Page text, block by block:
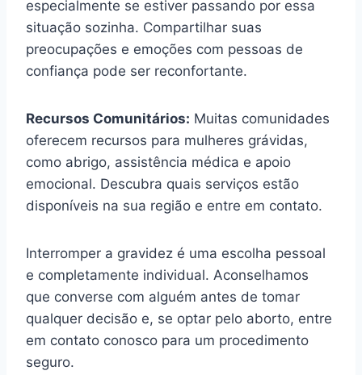
especialmente se estiver passando por essa
situação sozinha. Compartilhar suas
preocupações e emoções com pessoas de
confiança pode ser reconfortante.
Recursos Comunitários: Muitas comunidades
oferecem recursos para mulheres grávidas,
como abrigo, assistência médica e apoio
emocional. Descubra quais serviços estão
disponíveis na sua região e entre em contato.
Interromper a gravidez é uma escolha pessoal
e completamente individual. Aconselhamos
que converse com alguém antes de tomar
qualquer decisão e, se optar pelo aborto, entre
em contato conosco para um procedimento
seguro.